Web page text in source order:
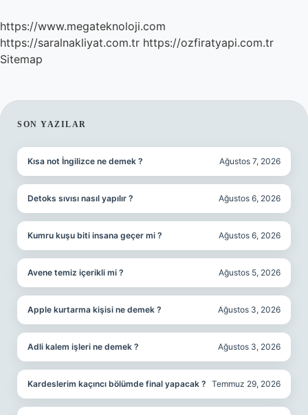
https://www.megateknoloji.com
https://saralnakliyat.com.tr https://ozfiratyapi.com.tr
Sitemap
SIDEBAR
SON YAZILAR
Kısa not İngilizce ne demek ? Ağustos 7, 2026
Detoks sıvısı nasıl yapılır ? Ağustos 6, 2026
Kumru kuşu biti insana geçer mi ? Ağustos 6, 2026
Avene temiz içerikli mi ? Ağustos 5, 2026
Apple kurtarma kişisi ne demek ? Ağustos 3, 2026
Adli kalem işleri ne demek ? Ağustos 3, 2026
Kardeslerim kaçıncı bölümde final yapacak ? Temmuz 29, 2026